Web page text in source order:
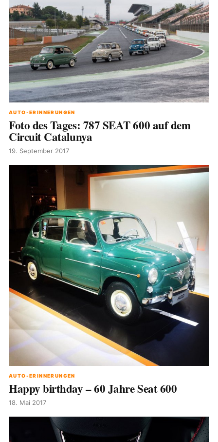
AUTO-ERINNERUNGEN
Foto des Tages: 787 SEAT 600 auf dem
Circuit Catalunya
19. September 2017
AUTO-ERINNERUNGEN
Happy birthday – 60 Jahre Seat 600
18. Mai 2017